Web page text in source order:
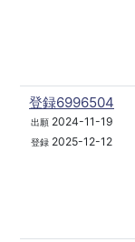
登録6996504
出願2024-11-19
登録 2025-12-12